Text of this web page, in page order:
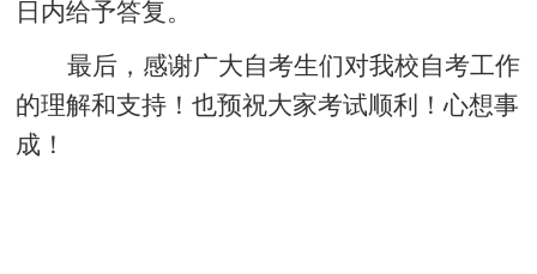
日内给予答复。
最后，感谢广大自考生们对我校自考工作
的理解和支持！也预祝大家考试顺利！心想事
成！